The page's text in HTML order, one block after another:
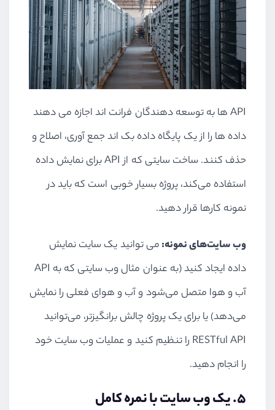
APIها به توسعه دهندگان فرانت اند اجازه می دهند
داده ها را از یک پایگاه داده بک اند جمع آوری، اصلاح و
حذف کنند. ساخت سایتی که ازAPIبرای نمایش داده
استفاده می‌کند، پروژه بسیار خوبی است که باید در
نمونه کارها قرار دهید.
وب سایت‌های نمونه:می توانید یک سایت نمایش
داده ایجاد کنید (به عنوان مثال وب سایتی که به API
آب و هوا متصل می‌شود و آب و هوای فعلی را نمایش
می‌دهد) یا برای یک پروژه چالش برانگیزتر، می‌توانید
RESTful API را تنظیم کنید و عملیات وب سایت خود
را انجام دهید.
۵. یک وب سایت با نمره کامل